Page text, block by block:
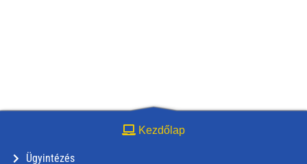
Kezdőlap
Ügyintézés